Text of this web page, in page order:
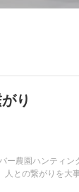
り
ー農園ハンティ
との繋がりを